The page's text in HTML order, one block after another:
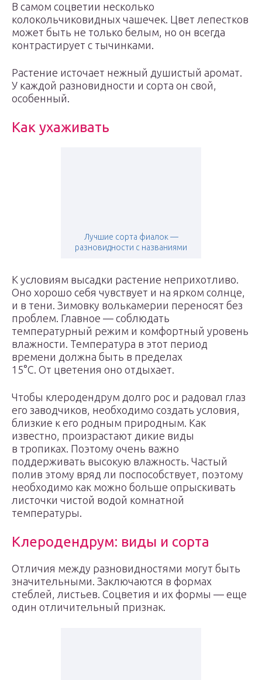
В самом соцветии несколько
колокольчиковидных чашечек. Цвет лепестков
может быть не только белым, но он всегда
контрастирует с тычинками.
Растение источает нежный душистый аромат.
У каждой разновидности и сорта он свой,
особенный.
Как ухаживать
Лучшие сорта фиалок —
разновидности с названиями
К условиям высадки растение неприхотливо.
Оно хорошо себя чувствует и на ярком солнце,
и в тени. Зимовку волькамерии переносят без
проблем. Главное — соблюдать
температурный режим и комфортный уровень
влажности. Температура в этот период
времени должна быть в пределах
15°С. От цветения оно отдыхает.
Чтобы клеродендрум долго рос и радовал глаз
его заводчиков, необходимо создать условия,
близкие к его родным природным. Как
известно, произрастают дикие виды
в тропиках. Поэтому очень важно
поддерживать высокую влажность. Частый
полив этому вряд ли поспособствует, поэтому
необходимо как можно больше опрыскивать
листочки чистой водой комнатной
температуры.
Клеродендрум: виды и сорта
Отличия между разновидностями могут быть
значительными. Заключаются в формах
стеблей, листьев. Соцветия и их формы — еще
один отличительный признак.